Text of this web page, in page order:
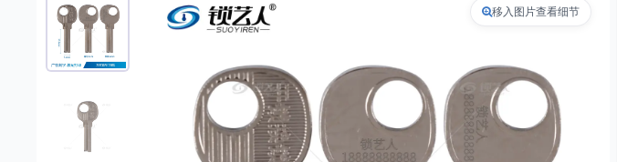
移入图片查看细节